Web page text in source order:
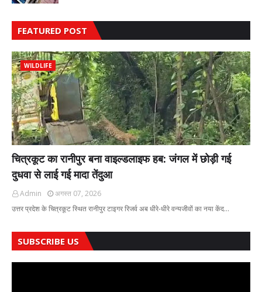
FEATURED POST
WILDLIFE
चित्रकूट का रानीपुर बना वाइल्डलाइफ हब: जंगल में छोड़ी गई
दुधवा से लाई गई मादा तेंदुआ
Admin
अगस्त 07, 2026
उत्तर प्रदेश के चित्रकूट स्थित रानीपुर टाइगर रिजर्व अब धीरे-धीरे वन्यजीवों का नया केंद…
SUBSCRIBE US